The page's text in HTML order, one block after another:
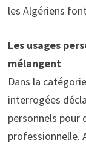
les Algériens
Les usages
mélangent
Dans la
interrogées
personnels pour
professionnelle.